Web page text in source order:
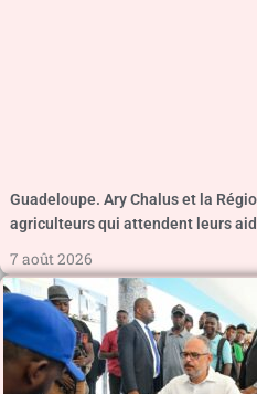
Guadeloupe. Ary Chalus et la
agriculteurs qui attendent leurs
7 août 2026